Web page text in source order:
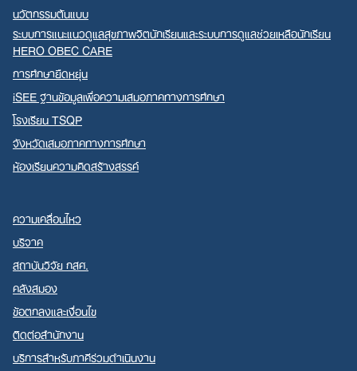
นวัตกรรมต้นแบบ
ระบบการแนะแนวดูแลสุขภาพจิตนักเรียนและระบบการดูแลช่วยเหลือนักเรียน
HERO OBEC CARE
การศึกษายืดหยุ่น
iSEE ฐานข้อมูลเพื่อความเสมอภาคทางการศึกษา
โรงเรียน TSQP
จังหวัดเสมอภาคทางการศึกษา
ห้องเรียนความคิดสร้างสรรค์
ความเคลื่อนไหว
บริจาค
สถาบันวิจัย กสศ.
คลังสมอง
ข้อตกลงและเงื่อนไข
ติดต่อสำนักงาน
บริการสำหรับภาคีร่วมดำเนินงาน